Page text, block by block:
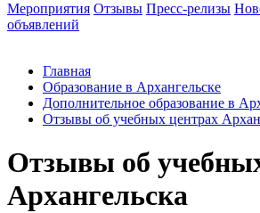
Мероприятия Отзывы Пресс-релизы
объявлений
Главная
Образование в Архангельске
Дополнительное образование в
Отзывы об учебных центрах
Отзывы об
Архангельска